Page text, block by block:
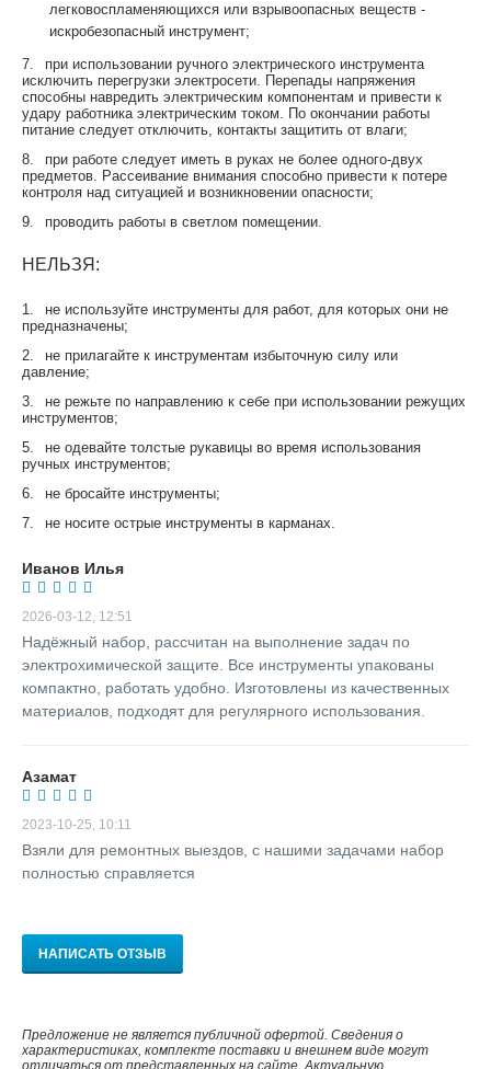
легковоспламеняющихся или взрывоопасных веществ -
искробезопасный инструмент;
7.
при использовании ручного электрического инструмента
исключить перегрузки электросети. Перепады напряжения
способны навредить электрическим компонентам и привести к
удару работника электрическим током. По окончании работы
питание следует отключить, контакты защитить от влаги;
8.
при работе следует иметь в руках не более одного-двух
предметов. Рассеивание внимания способно привести к потере
контроля над ситуацией и возникновении опасности;
9.
проводить работы в светлом помещении.
НЕЛЬЗЯ:
1.
не используйте инструменты для работ, для которых они не
предназначены;
2.
не прилагайте к инструментам избыточную силу или
давление;
3.
не режьте по направлению к себе при использовании режущих
инструментов;
5.
не одевайте толстые рукавицы во время использования
ручных инструментов;
6.
не бросайте инструменты;
7.
не носите острые инструменты в карманах.
Иванов Илья
2026-03-12, 12:51
Надёжный набор, рассчитан на выполнение задач по
электрохимической защите. Все инструменты упакованы
компактно, работать удобно. Изготовлены из качественных
материалов, подходят для регулярного использования.
Азамат
2023-10-25, 10:11
Взяли для ремонтных выездов, с нашими задачами набор
полностью справляется
НАПИСАТЬ ОТЗЫВ
Предложение не является публичной офертой. Сведения о
характеристиках, комплекте поставки и внешнем виде могут
отличаться от представленных на сайте. Актуальную